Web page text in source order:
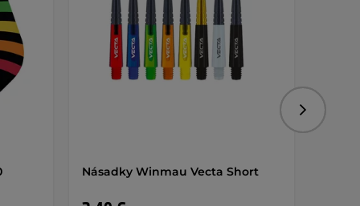
Násadky Winmau Vecta Short